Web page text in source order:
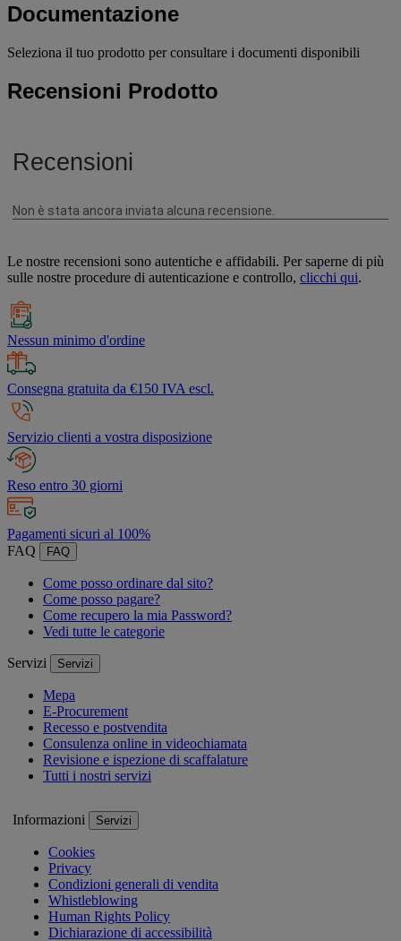
Documentazione
Seleziona il tuo prodotto per consultare i documenti disponibili
Recensioni Prodotto
Le nostre recensioni sono autentiche e affidabili. Per saperne di più
sulle nostre procedure di autenticazione e controllo, clicchi qui.
Nessun minimo d'ordine
Consegna gratuita da €150 IVA escl.
Servizio clienti a vostra disposizione
Reso entro 30 giorni
Pagamenti sicuri al 100%
FAQ
FAQ
Come posso ordinare dal sito?
Come posso pagare?
Come recupero la mia Password?
Vedi tutte le categorie
Servizi Servizi
Mepa
E-Procurement
Recesso e postvendita
Consulenza online in videochiamata
Revisione e ispezione di scaffalature
Tutti i nostri servizi
Informazioni Servizi
Cookies
Privacy
Condizioni generali di vendita
Whistleblowing
Human Rights Policy
Dichiarazione di accessibilità